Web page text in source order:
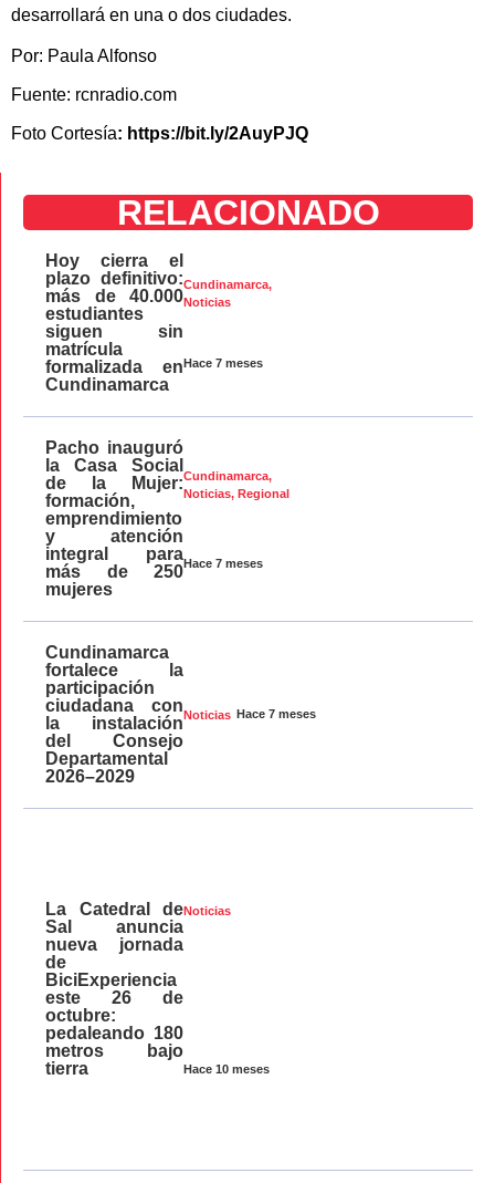
desarrollará en una o dos ciudades.
Por: Paula Alfonso
Fuente: rcnradio.com
Foto Cortesía: https://bit.ly/2AuyPJQ
RELACIONADO
Cundinamarca,
Noticias
Hace 7 meses
Hoy cierra el
plazo definitivo:
más de 40.000
estudiantes
siguen sin
matrícula
formalizada en
Cundinamarca
Cundinamarca,
Noticias,Regional
Hace 7 meses
Pacho inauguró
la Casa Social
de la Mujer:
formación,
emprendimiento
y atención
integral para
más de 250
mujeres
Noticias Hace 7 meses
Cundinamarca
fortalece la
participación
ciudadana con
la instalación
del Consejo
Departamental
2026–2029
Noticias
Hace 10 meses
La Catedral de
Sal anuncia
nueva jornada
de
BiciExperiencia
este 26 de
octubre:
pedaleando 180
metros bajo
tierra